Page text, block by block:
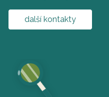
další kontakty